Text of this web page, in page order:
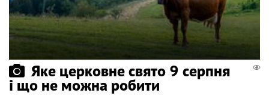
Яке церковне свято 9 серпня
і що не можна робити